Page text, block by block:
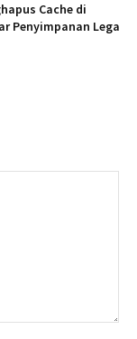
Cache di
Penyimpanan Lega